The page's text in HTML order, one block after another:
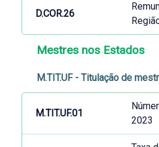
D.COR.26
Mestres nos Estados
M.TIT.UF - Titulação de
M.TIT.UF.01
2023